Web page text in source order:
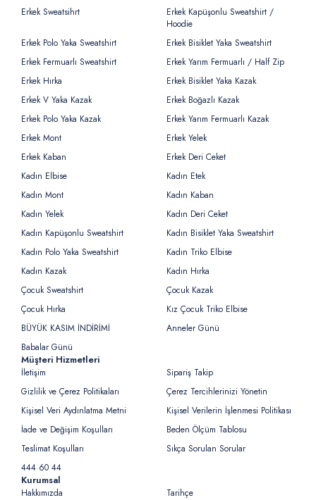
Erkek Sweatsihrt
Erkek Kapüşonlu Sweatshirt /
Hoodie
Erkek Polo Yaka Sweatshirt
Erkek Bisiklet Yaka Sweatshirt
Erkek Fermuarlı Sweatshirt
Erkek Yarım Fermuarlı / Half Zip
Erkek Hırka
Erkek Bisiklet Yaka Kazak
Erkek V Yaka Kazak
Erkek Boğazlı Kazak
Erkek Polo Yaka Kazak
Erkek Yarım Fermuarlı Kazak
Erkek Mont
Erkek Yelek
Erkek Kaban
Erkek Deri Ceket
Kadın Elbise
Kadın Etek
Kadın Mont
Kadın Kaban
Kadın Yelek
Kadın Deri Ceket
Kadın Kapüşonlu Sweatshirt
Kadın Bisiklet Yaka Sweatshirt
Kadın Polo Yaka Sweatshirt
Kadın Triko Elbise
Kadın Kazak
Kadın Hırka
Çocuk Sweatshirt
Çocuk Kazak
Çocuk Hırka
Kız Çocuk Triko Elbise
BÜYÜK KASIM İNDİRİMİ
Anneler Günü
Babalar Günü
Müşteri Hizmetleri
İletişim
Sipariş Takip
Gizlilik ve Çerez Politikaları
Çerez Tercihlerinizi Yönetin
Kişisel Veri Aydınlatma Metni
Kişisel Verilerin İşlenmesi Politikası
İade ve Değişim Koşulları
Beden Ölçüm Tablosu
Teslimat Koşulları
Sıkça Sorulan Sorular
444 60 44
Kurumsal
Hakkımızda
Tarihçe